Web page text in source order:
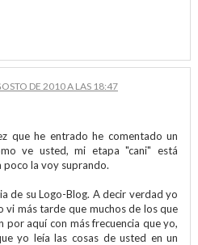
DE 2010 A LAS 18:47
que he entrado he comentado un
ve usted, mi etapa "cani" está
poco la voy suprando.
de su Logo-Blog. A decir verdad yo
vi más tarde que muchos de los que
por aquí con más frecuencia que yo,
yo leía las cosas de usted en un